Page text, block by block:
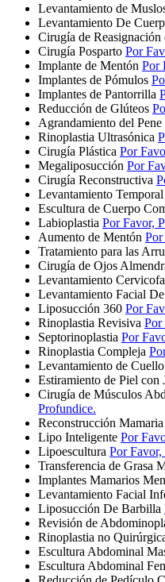
Levantamiento de
Levantamiento De
Cirugía de Reasignación
Cirugía Posparto Por
Implante de Mentón Por
Implantes de Pómulos
Implantes de Pantorrilla
Reducción de Glúteos
Agrandamiento del Pene
Rinoplastia Ultrasónica
Cirugía Plástica Por
Megaliposucción Por
Cirugía Reconstructiva
Levantamiento Temporal
Escultura de Cuerpo
Labioplastia Por Favor,
Aumento de Mentón
Tratamiento para las
Cirugía de Ojos
Levantamiento
Levantamiento Facial
Liposucción 360 Por
Rinoplastia Revisiva Por
Septorinoplastia Por
Rinoplastia Compleja
Levantamiento de
Estiramiento de Piel con
Cirugía de Músculos
Profundice.
Reconstrucción Mamaria
Lipo Inteligente Por
Lipoescultura Por
Transferencia de Grasa
Implantes Mamarios
Levantamiento Facial
Liposucción De Barbilla
Revisión de
Rinoplastia no
Escultura Abdominal
Escultura Abdominal